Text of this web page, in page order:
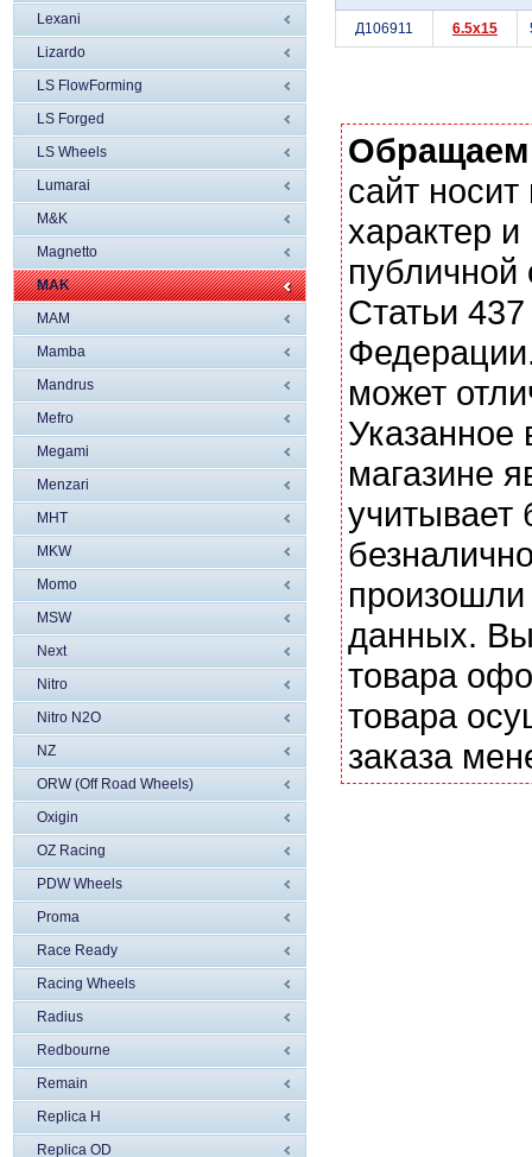
Lexani
Lizardo
LS FlowForming
LS Forged
LS Wheels
Lumarai
M&K
Magnetto
MAK
MAM
Mamba
Mandrus
Mefro
Megami
Menzari
MHT
MKW
Momo
MSW
Next
Nitro
Nitro N2O
NZ
ORW (Off Road Wheels)
Oxigin
OZ Racing
PDW Wheels
Proma
Race Ready
Racing Wheels
Radius
Redbourne
Remain
Replica H
Replica OD
Д106911 6.5x15
сайт
характер
Статьи
может
магазине
учитывает
данных. Вы
товара
товара
заказа